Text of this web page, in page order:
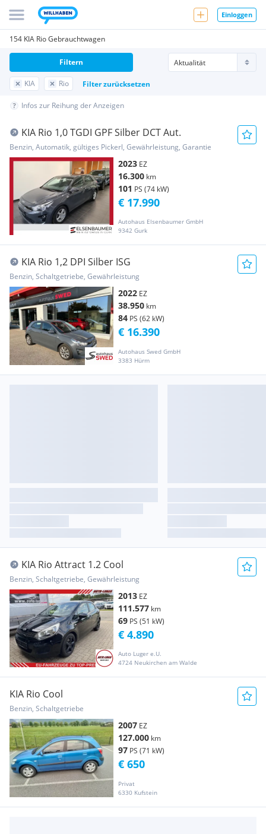
Einloggen
154 KIA Rio Gebrauchtwagen
KIA Rio Filter zurücksetzen
Filtern
Infos zur Reihung der Anzeigen
KIA Rio 1,0 TGDI GPF Silber DCT Aut.
Benzin, Automatik, gültiges Pickerl, Gewährleistung, Garantie
2023 EZ
16.300 km
101 PS (74 kW)
Autohaus Elsenbaumer GmbH
9342 Gurk
€ 17.990
KIA Rio 1,2 DPI Silber ISG
Benzin, Schaltgetriebe, Gewährleistung
2022 EZ
38.950 km
84 PS (62 kW)
Autohaus Swed GmbH
3383 Hürm
€ 16.390
KIA Rio Attract 1.2 Cool
Benzin, Schaltgetriebe, Gewährleistung
2013 EZ
111.577 km
69 PS (51 kW)
Auto Luger e.U.
4724 Neukirchen am Walde
€ 4.890
KIA Rio Cool
Benzin, Schaltgetriebe
2007 EZ
127.000 km
97 PS (71 kW)
Privat
6330 Kufstein
€ 650